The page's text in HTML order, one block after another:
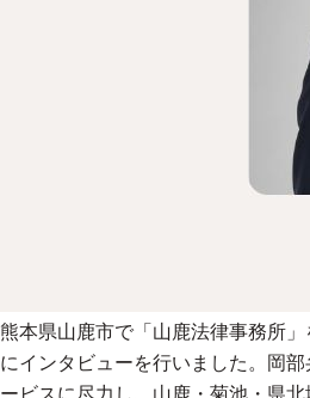
熊本県山鹿市で「山鹿法律事務所
にインタビューを行いました。岡
ービスに尽力し、山鹿・菊池・県